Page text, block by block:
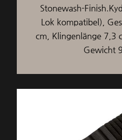
Stonewash-
Lok kompatibel),
cm, Klingenlänge 7,3
Gewicht